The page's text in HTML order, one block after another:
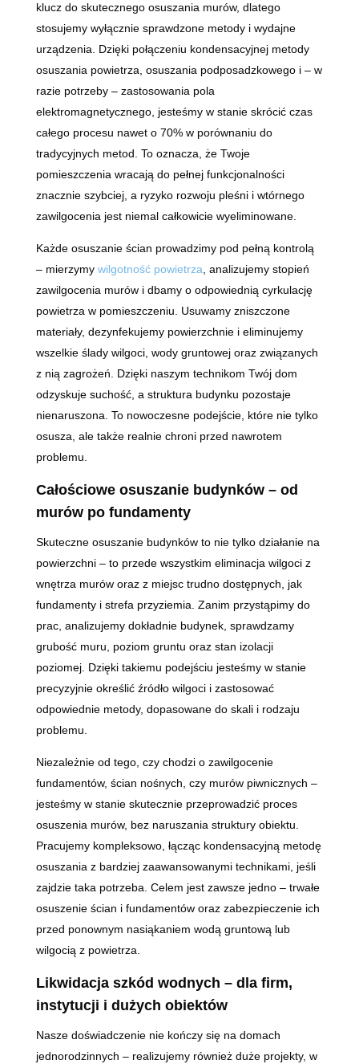
klucz do skutecznego osuszania murów, dlatego
stosujemy wyłącznie sprawdzone metody i wydajne
urządzenia. Dzięki połączeniu kondensacyjnej metody
osuszania powietrza, osuszania podposadzkowego i – w
razie potrzeby – zastosowania pola
elektromagnetycznego, jesteśmy w stanie skrócić czas
całego procesu nawet o 70% w porównaniu do
tradycyjnych metod. To oznacza, że Twoje
pomieszczenia wracają do pełnej funkcjonalności
znacznie szybciej, a ryzyko rozwoju pleśni i wtórnego
zawilgocenia jest niemal całkowicie wyeliminowane.
Każde osuszanie ścian prowadzimy pod pełną kontrolą
– mierzymy wilgotność powietrza, analizujemy stopień
zawilgocenia murów i dbamy o odpowiednią cyrkulację
powietrza w pomieszczeniu. Usuwamy zniszczone
materiały, dezynfekujemy powierzchnie i eliminujemy
wszelkie ślady wilgoci, wody gruntowej oraz związanych
z nią zagrożeń. Dzięki naszym technikom Twój dom
odzyskuje suchość, a struktura budynku pozostaje
nienaruszona. To nowoczesne podejście, które nie tylko
osusza, ale także realnie chroni przed nawrotem
problemu.
Całościowe osuszanie budynków – od
murów po fundamenty
Skuteczne osuszanie budynków to nie tylko działanie na
powierzchni – to przede wszystkim eliminacja wilgoci z
wnętrza murów oraz z miejsc trudno dostępnych, jak
fundamenty i strefa przyziemia. Zanim przystąpimy do
prac, analizujemy dokładnie budynek, sprawdzamy
grubość muru, poziom gruntu oraz stan izolacji
poziomej. Dzięki takiemu podejściu jesteśmy w stanie
precyzyjnie określić źródło wilgoci i zastosować
odpowiednie metody, dopasowane do skali i rodzaju
problemu.
Niezależnie od tego, czy chodzi o zawilgocenie
fundamentów, ścian nośnych, czy murów piwnicznych –
jesteśmy w stanie skutecznie przeprowadzić proces
osuszenia murów, bez naruszania struktury obiektu.
Pracujemy kompleksowo, łącząc kondensacyjną metodę
osuszania z bardziej zaawansowanymi technikami, jeśli
zajdzie taka potrzeba. Celem jest zawsze jedno – trwałe
osuszenie ścian i fundamentów oraz zabezpieczenie ich
przed ponownym nasiąkaniem wodą gruntową lub
wilgocią z powietrza.
Likwidacja szkód wodnych – dla firm,
instytucji i dużych obiektów
Nasze doświadczenie nie kończy się na domach
jednorodzinnych – realizujemy również duże projekty, w